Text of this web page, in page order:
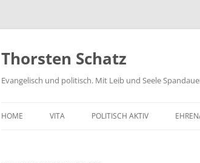
Zum
springen
Thorsten Schatz
Evangelisch und politisch. Mit Leib und Seele
HOME VITA POLITISCH AKTIV